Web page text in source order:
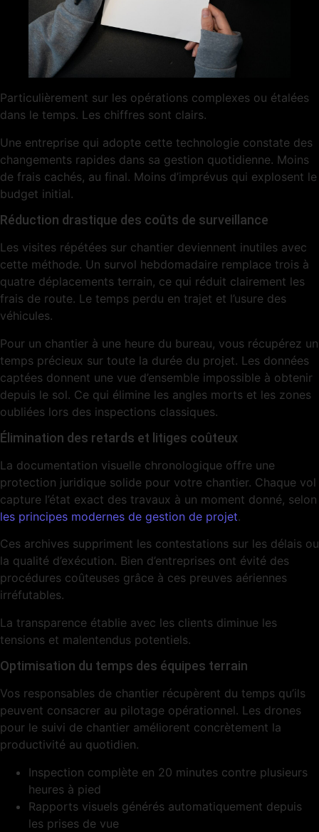
Particulièrement sur les opérations complexes ou étalées
dans le temps. Les chiffres sont clairs.
Une entreprise qui adopte cette technologie constate des
changements rapides dans sa gestion quotidienne. Moins
de frais cachés, au final. Moins d’imprévus qui explosent le
budget initial.
Réduction drastique des coûts de surveillance
Les visites répétées sur chantier deviennent inutiles avec
cette méthode. Un survol hebdomadaire remplace trois à
quatre déplacements terrain, ce qui réduit clairement les
frais de route. Le temps perdu en trajet et l’usure des
véhicules.
Pour un chantier à une heure du bureau, vous récupérez un
temps précieux sur toute la durée du projet. Les données
captées donnent une vue d’ensemble impossible à obtenir
depuis le sol. Ce qui élimine les angles morts et les zones
oubliées lors des inspections classiques.
Élimination des retards et litiges coûteux
La documentation visuelle chronologique offre une
protection juridique solide pour votre chantier. Chaque vol
capture l’état exact des travaux à un moment donné, selon
les principes modernes de gestion de projet.
Ces archives suppriment les contestations sur les délais ou
la qualité d’exécution. Bien d’entreprises ont évité des
procédures coûteuses grâce à ces preuves aériennes
irréfutables.
La transparence établie avec les clients diminue les
tensions et malentendus potentiels.
Optimisation du temps des équipes terrain
Vos responsables de chantier récupèrent du temps qu’ils
peuvent consacrer au pilotage opérationnel. Les drones
pour le suivi de chantier améliorent concrètement la
productivité au quotidien.
Inspection complète en 20 minutes contre plusieurs
heures à pied
Rapports visuels générés automatiquement depuis
les prises de vue